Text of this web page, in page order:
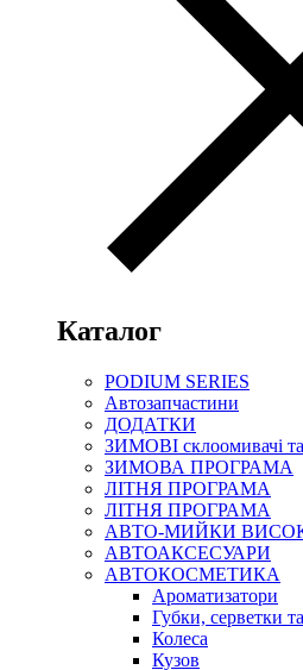
Каталог
PODIUM SERIES
Автозапчастини
ДОДАТКИ
ЗИМОВІ склоомивачі та
ЗИМОВА ПРОГРАМА
ЛІТНЯ ПРОГРАМА
ЛІТНЯ ПРОГРАМА
АВТО-МИЙКИ
АВТОАКСЕСУАРИ
АВТОКОСМЕТИКА
Ароматизатори
Губки, серветки
Колеса
Кузов